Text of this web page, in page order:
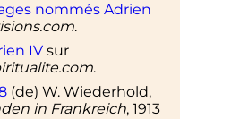
nommés Adrien
.
IVsur
.
(de) W. Wiederhold,
in Frankreich, 1913